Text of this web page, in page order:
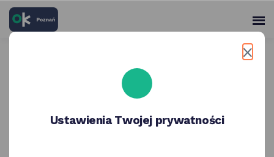
skróty
głównych
Panel
Bajgle Króla Jana Stary Rynek
Ustawienia Twojej prywatności